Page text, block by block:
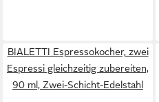
BIALETTI Espressokocher, zwei
Espressi gleichzeitig zubereiten,
90 ml, Zwei-Schicht-Edelstahl